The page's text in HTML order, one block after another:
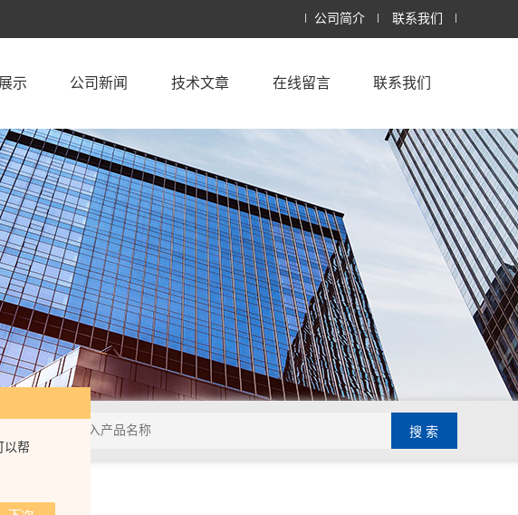
以帮
公司简介 联系我们
示 公司新闻 技术文章 在线留言 联系我们